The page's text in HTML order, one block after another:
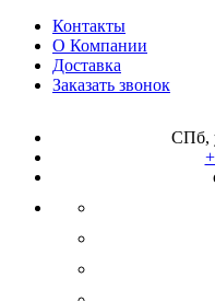
Контакты
О Компании
Доставка
Заказать звонок
СПб,